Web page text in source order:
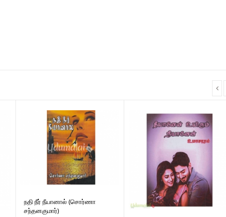
நதி நீர் நீயானால் (சொர்ணா
சந்தனகுமார்)